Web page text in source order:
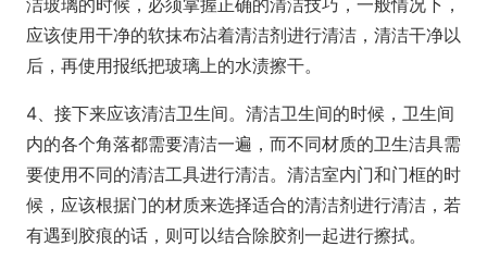
洁玻璃的时候，必须掌握正确的清洁技巧，一般情况下，
应该使用干净的软抹布沾着清洁剂进行清洁，清洁干净以
后，再使用报纸把玻璃上的水渍擦干。
4、接下来应该清洁卫生间。清洁卫生间的时候，卫生间
内的各个角落都需要清洁一遍，而不同材质的卫生洁具需
要使用不同的清洁工具进行清洁。清洁室内门和门框的时
候，应该根据门的材质来选择适合的清洁剂进行清洁，若
有遇到胶痕的话，则可以结合除胶剂一起进行擦拭。